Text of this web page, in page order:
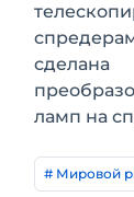
ламп на
# Мировой